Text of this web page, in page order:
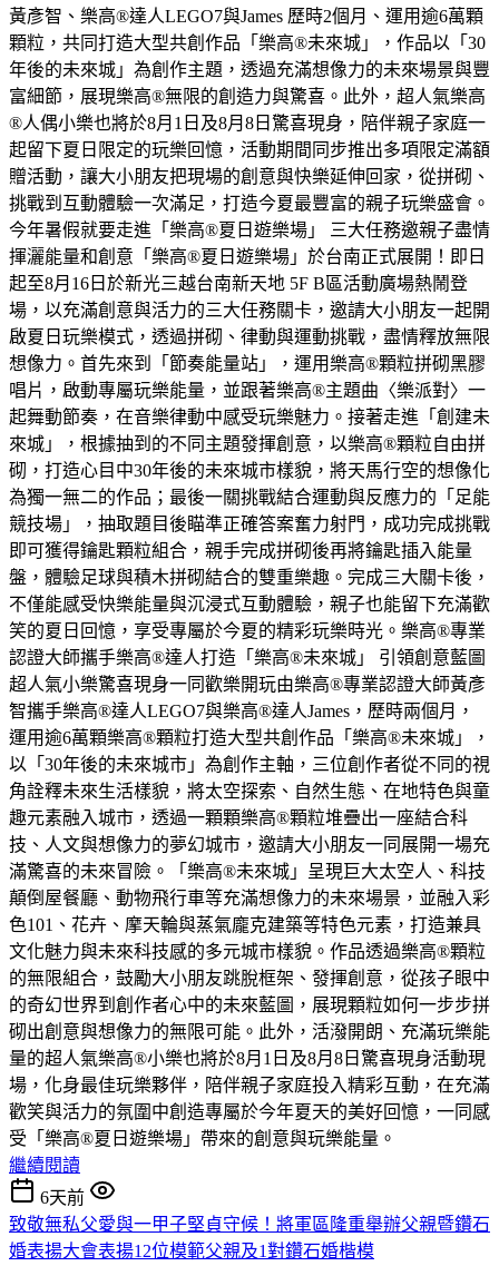
黃彥智、樂高®達人LEGO7與James 歷時2個月、運用逾6萬顆
顆粒，共同打造大型共創作品「樂高®未來城」，作品以「30
年後的未來城」為創作主題，透過充滿想像力的未來場景與豐
富細節，展現樂高®無限的創造力與驚喜。此外，超人氣樂高
®人偶小樂也將於8月1日及8月8日驚喜現身，陪伴親子家庭一
起留下夏日限定的玩樂回憶，活動期間同步推出多項限定滿額
贈活動，讓大小朋友把現場的創意與快樂延伸回家，從拼砌、
挑戰到互動體驗一次滿足，打造今夏最豐富的親子玩樂盛會。
今年暑假就要走進「樂高®夏日遊樂場」 三大任務邀親子盡情
揮灑能量和創意「樂高®夏日遊樂場」於台南正式展開！即日
起至8月16日於新光三越台南新天地 5F B區活動廣場熱鬧登
場，以充滿創意與活力的三大任務關卡，邀請大小朋友一起開
啟夏日玩樂模式，透過拼砌、律動與運動挑戰，盡情釋放無限
想像力。首先來到「節奏能量站」，運用樂高®顆粒拼砌黑膠
唱片，啟動專屬玩樂能量，並跟著樂高®主題曲〈樂派對〉一
起舞動節奏，在音樂律動中感受玩樂魅力。接著走進「創建未
來城」，根據抽到的不同主題發揮創意，以樂高®顆粒自由拼
砌，打造心目中30年後的未來城市樣貌，將天馬行空的想像化
為獨一無二的作品；最後一關挑戰結合運動與反應力的「足能
競技場」，抽取題目後瞄準正確答案奮力射門，成功完成挑戰
即可獲得鑰匙顆粒組合，親手完成拼砌後再將鑰匙插入能量
盤，體驗足球與積木拼砌結合的雙重樂趣。完成三大關卡後，
不僅能感受快樂能量與沉浸式互動體驗，親子也能留下充滿歡
笑的夏日回憶，享受專屬於今夏的精彩玩樂時光。樂高®專業
認證大師攜手樂高®達人打造「樂高®未來城」 引領創意藍圖
超人氣小樂驚喜現身一同歡樂開玩由樂高®專業認證大師黃彥
智攜手樂高®達人LEGO7與樂高®達人James，歷時兩個月，
運用逾6萬顆樂高®顆粒打造大型共創作品「樂高®未來城」，
以「30年後的未來城市」為創作主軸，三位創作者從不同的視
角詮釋未來生活樣貌，將太空探索、自然生態、在地特色與童
趣元素融入城市，透過一顆顆樂高®顆粒堆疊出一座結合科
技、人文與想像力的夢幻城市，邀請大小朋友一同展開一場充
滿驚喜的未來冒險。「樂高®未來城」呈現巨大太空人、科技
顛倒屋餐廳、動物飛行車等充滿想像力的未來場景，並融入彩
色101、花卉、摩天輪與蒸氣龐克建築等特色元素，打造兼具
文化魅力與未來科技感的多元城市樣貌。作品透過樂高®顆粒
的無限組合，鼓勵大小朋友跳脫框架、發揮創意，從孩子眼中
的奇幻世界到創作者心中的未來藍圖，展現顆粒如何一步步拼
砌出創意與想像力的無限可能。此外，活潑開朗、充滿玩樂能
量的超人氣樂高®小樂也將於8月1日及8月8日驚喜現身活動現
場，化身最佳玩樂夥伴，陪伴親子家庭投入精彩互動，在充滿
歡笑與活力的氛圍中創造專屬於今年夏天的美好回憶，一同感
受「樂高®夏日遊樂場」帶來的創意與玩樂能量。
繼續閱讀
6天前
致敬無私父愛與一甲子堅貞守候！將軍區隆重舉辦父親暨鑽石
婚表揚大會表揚12位模範父親及1對鑽石婚楷模